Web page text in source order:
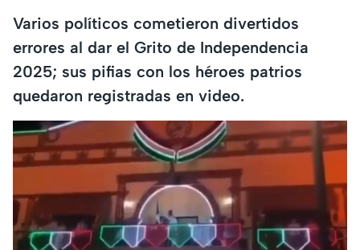
Varios políticos cometieron divertidos
errores al dar el Grito de Independencia
2025; sus pifias con los héroes patrios
quedaron registradas en video.